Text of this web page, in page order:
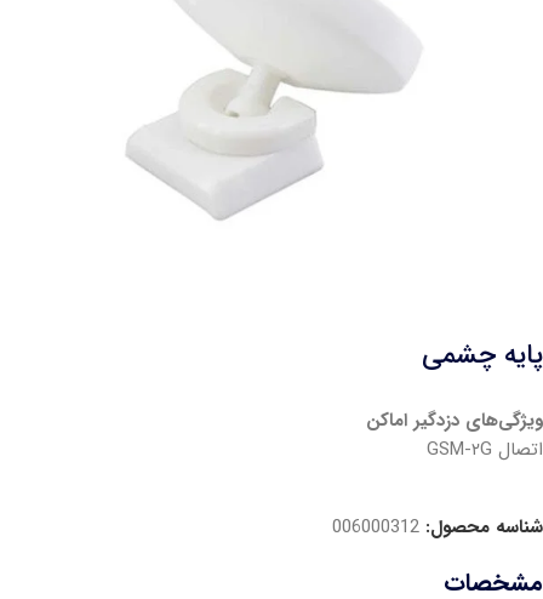
پایه چشمی
ویژگی‌های دزدگیر اماکن
اتصال GSM‎-۲G
شناسه محصول: 006000312
مشخصات